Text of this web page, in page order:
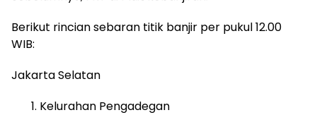
Berikut rincian sebaran titik banjir per pukul 12.00
WIB:
Jakarta Selatan
Kelurahan Pengadegan